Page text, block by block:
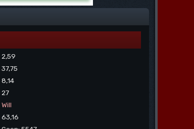
2,59
37,75
8,14
27
Will
63,16